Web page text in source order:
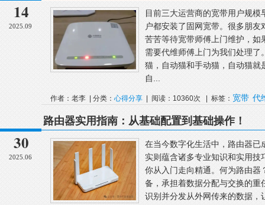
14
2025.09
目前三大运营商的宽带用户规
户都安装了固网宽带。很多朋
苦苦等待宽带师傅上门维护，
需要代维师傅上门为我们处理
猫，自动猫和手动猫，自动猫
自...
作者：老李 | 分类： 心得分享 | 阅读：10360次 | 标签： 宽带 代
30
2025.06
路由器实用指南：从基础配置到基础操作！
在当今数字化生活中，路由器
实则蕴含诸多专业知识和实用
你从入门走向精通。何为路由
备，承担着数据分配与交换的
识别并分发从外网传来的数据